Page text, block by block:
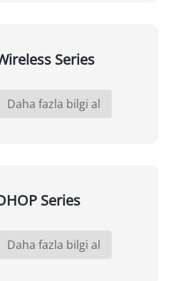
Series
Daha fazla bilgi al
Series
Daha fazla bilgi al